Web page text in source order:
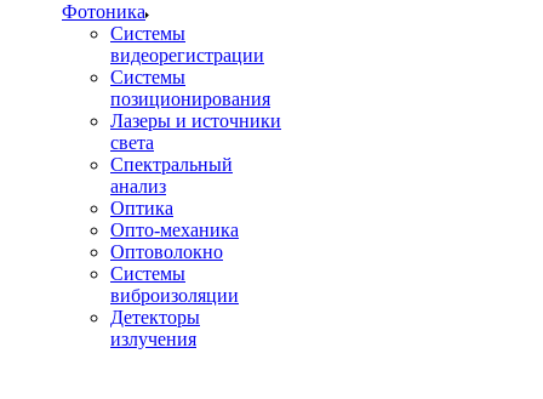
Фотоника
Cистемы
видеорегистрации
Системы
позиционирования
Лазеры и источники
света
Спектральный
анализ
Оптика
Опто-механика
Оптоволокно
Системы
виброизоляции
Детекторы
излучения